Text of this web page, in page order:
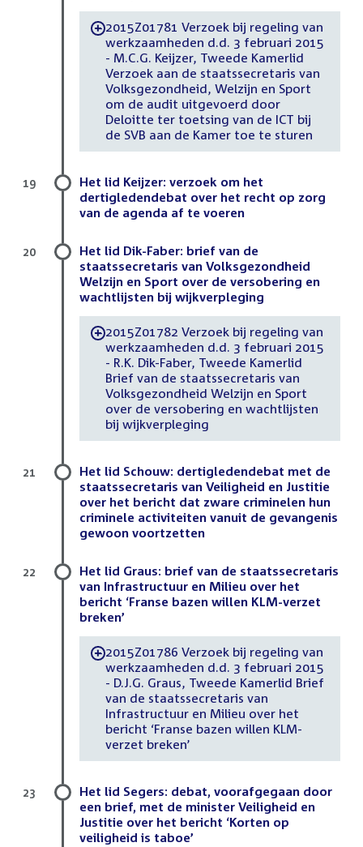
-2015Z01781 Verzoek bij regeling van
werkzaamheden d.d. 3 februari 2015
- M.C.G. Keijzer, Tweede Kamerlid
Verzoek aan de staatssecretaris van
Volksgezondheid, Welzijn en Sport
om de audit uitgevoerd door
Deloitte ter toetsing van de ICT bij
de SVB aan de Kamer toe te sturen
Het lid Keijzer: verzoek om het
dertigledendebat over het recht op zorg
van de agenda af te voeren
19
Het lid Dik-Faber: brief van de
staatssecretaris van Volksgezondheid
Welzijn en Sport over de versobering en
wachtlijsten bij wijkverpleging
-2015Z01782 Verzoek bij regeling van
werkzaamheden d.d. 3 februari 2015
- R.K. Dik-Faber, Tweede Kamerlid
Brief van de staatssecretaris van
Volksgezondheid Welzijn en Sport
over de versobering en wachtlijsten
bij wijkverpleging
20
Het lid Schouw: dertigledendebat met de
staatssecretaris van Veiligheid en Justitie
over het bericht dat zware criminelen hun
criminele activiteiten vanuit de gevangenis
gewoon voortzetten
21
Het lid Graus: brief van de staatssecretaris
van Infrastructuur en Milieu over het
bericht ‘Franse bazen willen KLM-verzet
breken’
-2015Z01786 Verzoek bij regeling van
werkzaamheden d.d. 3 februari 2015
- D.J.G. Graus, Tweede Kamerlid Brief
van de staatssecretaris van
Infrastructuur en Milieu over het
bericht ‘Franse bazen willen KLM-
verzet breken’
22
Het lid Segers: debat, voorafgegaan door
een brief, met de minister Veiligheid en
Justitie over het bericht ‘Korten op
veiligheid is taboe’
23